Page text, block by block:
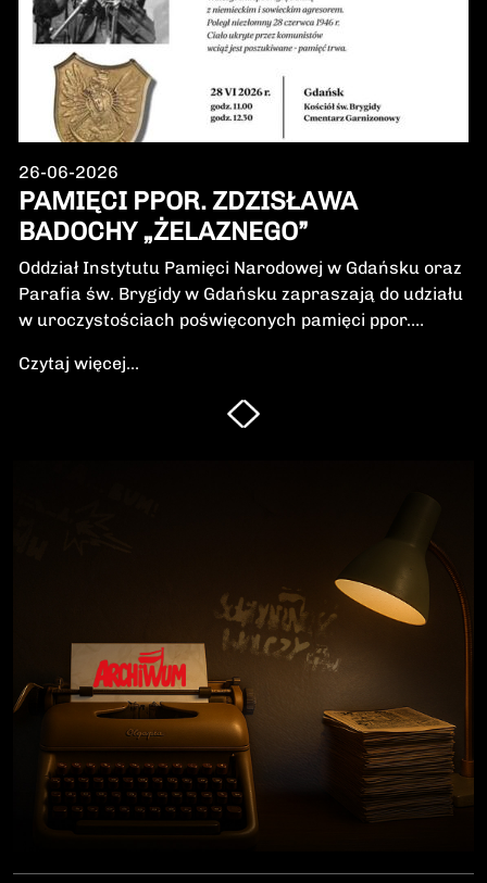
26-06-2026
PAMIĘCI PPOR. ZDZISŁAWA
BADOCHY „ŻELAZNEGO”
Oddział Instytutu Pamięci Narodowej w Gdańsku oraz
Parafia św. Brygidy w Gdańsku zapraszają do udziału
w uroczystościach poświęconych pamięci ppor.
Wileńskiej Brygady Armii Krajowej, dowódcy 5.
szwadronu podczas walk na Pomorzu, jednego z
najbardziej zasłużonych żołnierzy polskiego podziemia
przeciwko niemieckiemu i sowieckiemu okupantowi, a
po zakończeniu wojny pozostał wierny ideałom
wolności. Poległ 28 czerwca 1946 r., a miejsce
ukrycia jego szczątków przez komunistyczny aparat
represji pozostaje do dziś nieznane.Program
uroczystości:11.00 – Msza Święta w Kościele św.
Brygidy w Gdańsku12.30 – poświęcenie
symbolicznego nagrobka na Cmentarzu
Garnizonowym w GdańskuSerdecznie zapraszamy
Czytaj więcej...